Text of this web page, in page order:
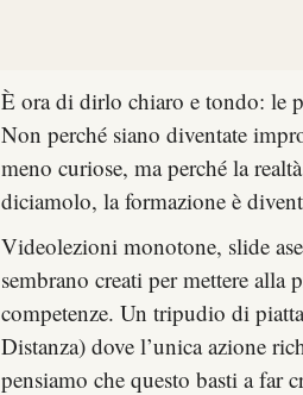
È ora di dirlo chiaro e tondo: le
Non perché siano diventate
meno curiose, ma perché la
diciamolo, la formazione è
Videolezioni monotone, slide
sembrano creati per mettere alla
competenze. Un tripudio di
Distanza) dove l’unica azione
pensiamo che questo basti a far